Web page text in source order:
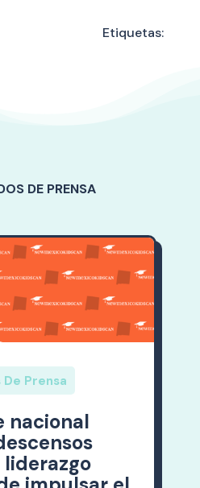
Etiquetas:
DE PRENSA
Prensa
nacional